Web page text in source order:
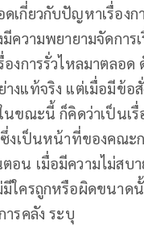
เกี่ยวกับปัญหาเรื่อง
ความพยายามจัดกา
องการรั่วไหลมาตลอ
งแท้จริง แต่เมื่อมีข้อ
นขณะนี้ ก็คิดว่าเป็นเ
งเป็นหน้าที่ของคณะ
อน เมื่อมีความไม่สบ
ใครถูกหรือผิดขนาด
รคลัง ระบุ